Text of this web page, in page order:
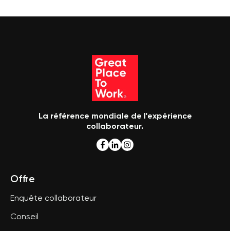
La référence mondiale de l'expérience
collaborateur.
Offre
Enquête collaborateur
Conseil